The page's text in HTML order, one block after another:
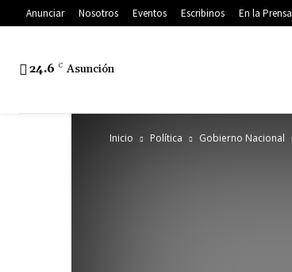
Anunciar Nosotros Eventos Escribinos En la Prensa
24.6 C Asunción
Inicio Política Gobierno Nacional